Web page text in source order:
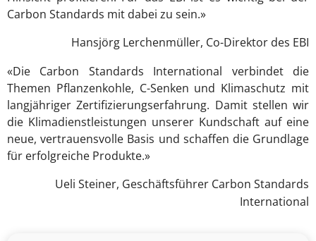
Carbon Standards mit dabei zu sein.»
Hansjörg Lerchenmüller, Co-Direktor des EBI
«Die Carbon Standards International verbindet die
Themen Pflanzenkohle, C-Senken und Klimaschutz mit
langjähriger Zertifizierungserfahrung. Damit stellen wir
die Klimadienstleistungen unserer Kundschaft auf eine
neue, vertrauensvolle Basis und schaffen die Grundlage
für erfolgreiche Produkte.»
Ueli Steiner, Geschäftsführer Carbon Standards
International